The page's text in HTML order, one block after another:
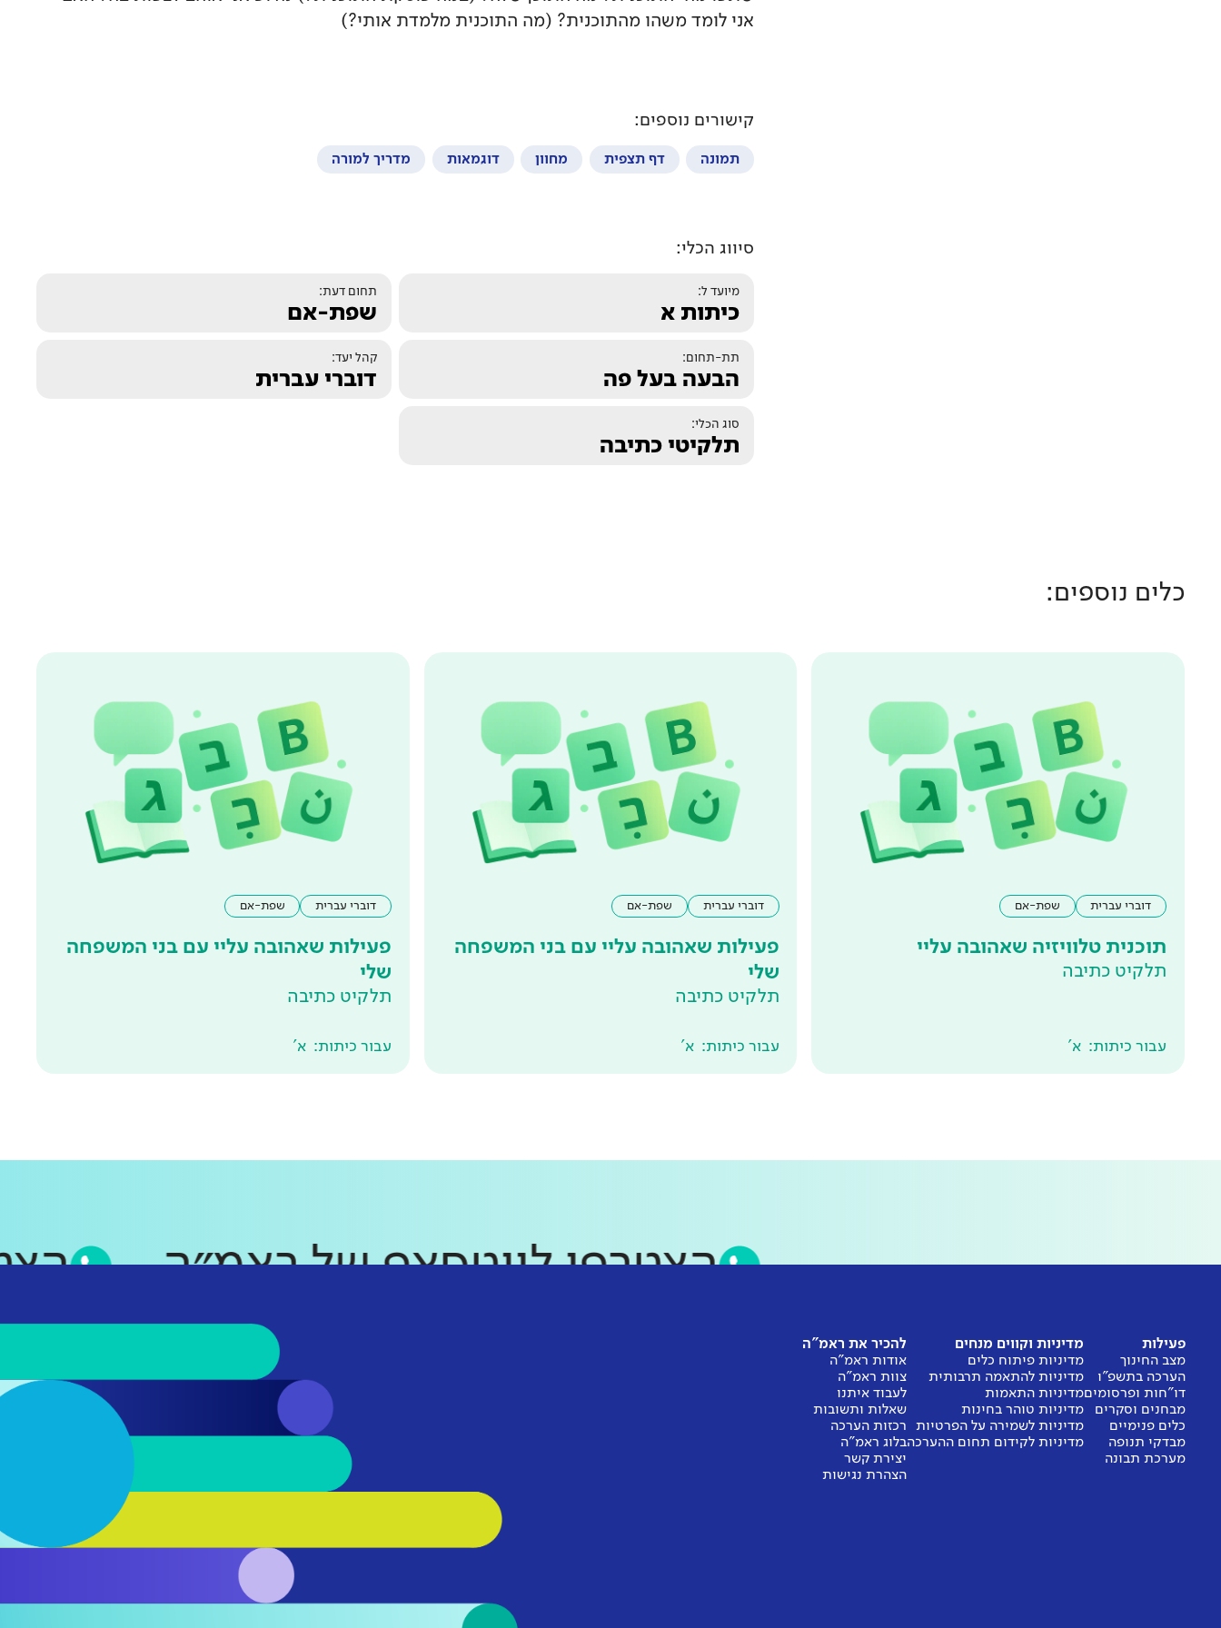
אני לומד משהו מהתוכנית? (מה התוכנית מלמדת אותי?)
קישורים נוספים:
תמונה דף תצפית מחוון דוגמאות מדריך למורה
סיווג הכלי:
מיועד ל:
כיתות א
תחום דעת:
שפת-אם
תת-תחום:
הבעה בעל פה
קהל יעד:
דוברי עברית
סוג הכלי:
תלקיטי כתיבה
כלים נוספים:
דוברי עברית שפת-אם
תוכנית טלוויזיה שאהובה עליי
תלקיט כתיבה
עבור כיתות: א'
דוברי עברית שפת-אם
פעילות שאהובה עליי עם בני המשפחה
שלי
תלקיט כתיבה
עבור כיתות: א'
דוברי עברית שפת-אם
פעילות שאהובה עליי עם בני המשפחה
שלי
תלקיט כתיבה
עבור כיתות: א'
הצטרפו לווטסאפ של ראמ״ה
פעילות
מצב החינוך
הערכה בתשפ"ו
דו"חות ופרסומים
מבחנים וסקרים
כלים פנימיים
מבדקי תנופה
מערכת תבונה
מדיניות וקווים מנחים
מדיניות פיתוח כלים
מדיניות להתאמה תרבותית
מדיניות התאמות
מדיניות טוהר בחינות
מדיניות לשמירה על הפרטיות
מדיניות לקידום תחום ההערכה
להכיר את ראמ"ה
אודות ראמ"ה
צוות ראמ"ה
לעבוד איתנו
שאלות ותשובות
רכזות הערכה
בלוג ראמ"ה
יצירת קשר
הצהרת נגישות